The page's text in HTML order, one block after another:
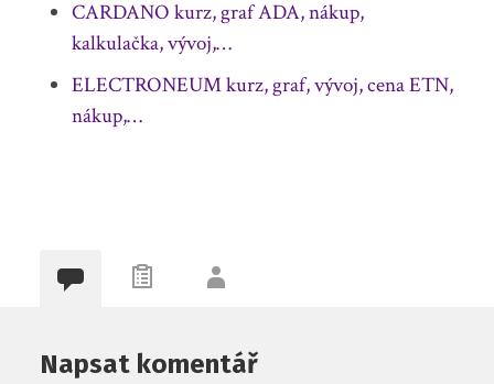
CARDANO kurz, graf ADA, nákup,
kalkulačka, vývoj,…
ELECTRONEUM kurz, graf, vývoj, cena ETN,
nákup,…
Napsat komentář